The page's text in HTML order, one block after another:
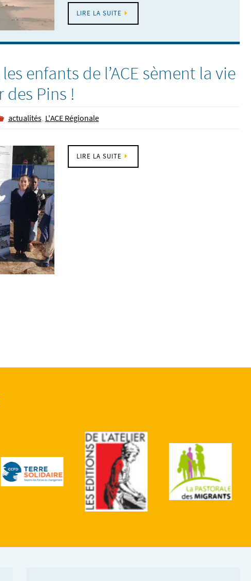
LIRE LA SUITE
enfants de l’ACE sèment la vie
Pins !
actualités, L'ACE Régionale
LIRE LA SUITE